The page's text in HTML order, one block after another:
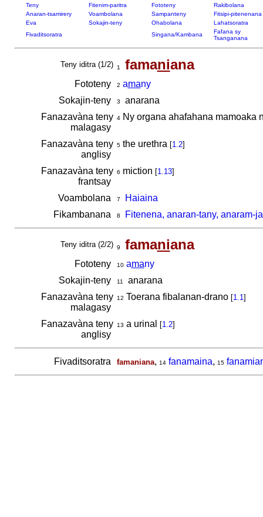
Teny Fitenim-paritra Fototeny
Rakibolana
Anaran-tsamirery
Voambolana Sampanteny
Fitsipi-pitenenana
Eva
Sokajin-teny Ohabolana
Lahatsoratra
Fivaditsoratra
Singana/Kambana
Fafana sy
Tsanganana
Teny iditra (1/2) 1 famaniana
Fototeny 2 amany
Sokajin-teny
3
anarana
Fanazavàna teny
malagasy
4Ny organa ahafahana mamoaka
Fanazavàna teny
anglisy
5the urethra [1.2]
Fanazavàna teny
frantsay
6 miction [1.13]
Voambolana 7
Haiaina
Fikambanana
8 Fitenena, anaran-tany, anaram-
Teny iditra (2/2) 9 famaniana
Fototeny 10 amany
Sokajin-teny
11
anarana
Fanazavàna teny
malagasy
12 Toerana fibalanan-drano [1.1]
Fanazavàna teny
anglisy
13 a urinal [1.2]
Fivaditsoratra famaniana, 14 fanamaina, 15